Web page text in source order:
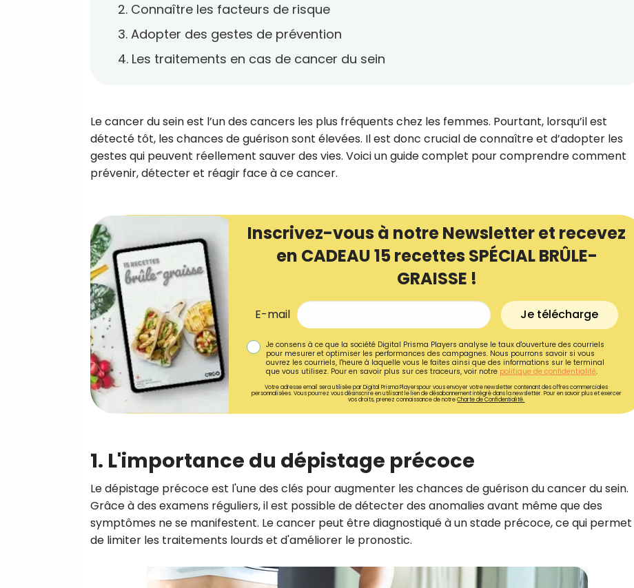
2. Connaître les facteurs de risque
3. Adopter des gestes de prévention
4. Les traitements en cas de cancer du sein
Le cancer du sein est l’un des cancers les plus fréquents chez les femmes. Pourtant, lorsqu’il est
détecté tôt, les chances de guérison sont élevées. Il est donc crucial de connaître et d’adopter les
gestes qui peuvent réellement sauver des vies. Voici un guide complet pour comprendre comment
prévenir, détecter et réagir face à ce cancer.
Inscrivez-vous à notre Newsletter et recevez
en CADEAU 15 recettes SPÉCIAL BRÛLE-
GRAISSE !
E-mail Je télécharge
Je consens à ce que la société Digital Prisma Players analyse le taux d'ouverture des courriels
pour mesurer et optimiser les performances des campagnes. Nous pourrons savoir si vous
ouvrez les courriels, l'heure à laquelle vous le faites ainsi que des informations sur le terminal
que vous utilisez. Pour en savoir plus sur ces traceurs, voir notre politique de confidentialité.
Votre adresse email sera utilisée par Digital Prisma Playerspour vous envoyer votre newsletter contenant des offres commerciales
personnalisées. Vous pourrez vous désinscrire en utilisant le lien de désabonnement intégré dans la newsletter. Pour en savoir plus et exercer
vos droits, prenez connaissance de notreCharte de Confidentialité.
1. L'importance du dépistage précoce
Le dépistage précoce est l'une des clés pour augmenter les chances de guérison du cancer du sein.
Grâce à des examens réguliers, il est possible de détecter des anomalies avant même que des
symptômes ne se manifestent. Le cancer peut être diagnostiqué à un stade précoce, ce qui permet
de limiter les traitements lourds et d'améliorer le pronostic.
Recevez gratuitement
recettes inédites de
Ainsi que la newsletter